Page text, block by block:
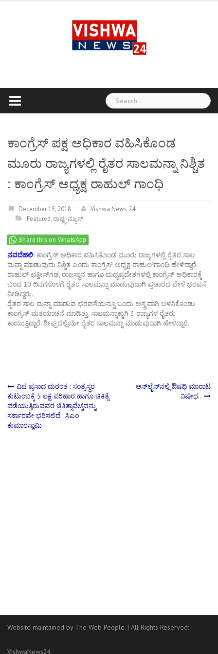
Search
for:
ಕಾಂಗ್ರೆಸ್ ​ಪಕ್ಷ ಅಧಿಕಾರ ವಹಿಸಿಕೊಂಡ
ಮೂರು ರಾಜ್ಯಗಳಲ್ಲಿ ರೈತರ ಸಾಲಮನ್ನಾ ನಿಶ್ಚಿತ
: ಕಾಂಗ್ರೆಸ್​ ಅಧ್ಯಕ್ಷ ರಾಹುಲ್ ಗಾಂಧಿ
December 15, 2018
Vishwa News 24
Featured,ರಾಷ್ಟ್ರ ನ್ಯೂಸ್
Share this on WhatsApp
ನವದೆಹಲಿ: ಕಾಂಗ್ರೆಸ್​ ಅಧಿಕಾರ ವಹಿಸಿಕೊಂಡ ಮೂರು ರಾಜ್ಯಗಳಲ್ಲಿ ರೈತರ ಸಾಲ
ಮನ್ನಾ ಮಾಡುವುದು ನಿಶ್ಚಿತ ಎಂದು ಕಾಂಗ್ರೆಸ್​ ಅಧ್ಯಕ್ಷ ರಾಹುಲ್​ಗಾಂಧಿ ಹೇಳಿದ್ದಾರೆ.
ರಾಹುಲ್ ಛತ್ತೀಸ್​ಗಢ, ರಾಜಸ್ಥಾನ ಹಾಗೂ ಮಧ್ಯಪ್ರದೇಶಗಳಲ್ಲಿ ಕಾಂಗ್ರೆಸ್ ಅಧಿಕಾರಕ್ಕೆ
ಬಂದ 10 ದಿನಗಳೊಳಗೆ ರೈತರ ಸಾಲಮನ್ನಾ ಮಾಡುವುದಾಗಿ ಪ್ರಚಾರದ ವೇಳೆ ಭರವಸೆ
ನೀಡಿದ್ದರು.
ರೈತರ ಸಾಲ ಮನ್ನಾ ಮಾಡುವ ಭರವಸೆಯನ್ನೂ ಒಂದು ಅಸ್ತ್ರವಾಗಿ ಬಳಸಿಕೊಂಡು
ಕಾಂಗ್ರೆಸ್​ ಮತಯಾಚನೆ ಮಾಡಿತ್ತು. ಸಾಲಮನ್ನಾಕ್ಕಾಗಿ 3 ರಾಜ್ಯಗಳ ರೈತರು
ಕಾಯುತ್ತಿದ್ದಾರೆ. ಶೀಘ್ರದಲ್ಲಿಯೇ ರೈತರ ಸಾಲಮನ್ನಾ ಮಾಡುವುದಾಗಿ ಹೇಳಿದ್ದಾರೆ.
Post
navigation
ವಿಷ ಪ್ರಸಾದ ದುರಂತ : ಸಂತ್ರಸ್ಥರ
ಕುಟುಂಬಕ್ಕೆ 5 ಲಕ್ಷ ಪರಿಹಾರ ಹಾಗೂ ಚಿಕಿತ್ಸೆ
ಪಡೆಯುತ್ತಿರುವವರ ಚಿಕಿತ್ಸಾವೆಚ್ಚವನ್ನು
ಸರ್ಕಾರವೇ ಭರಿಸಲಿದೆ : ಸಿಎಂ
ಕುಮಾರಸ್ವಾಮಿ
ಆನ್​​ಲೈನ್​​​ನಲ್ಲಿ​​ ಔಷಧಿ ಮಾರಾಟ
ನಿಷೇಧ..
Website maintained by The Web People. | All Rights Reserved:
VishwaNews24